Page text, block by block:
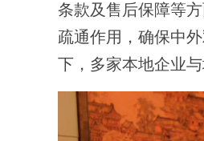
条款及售后保障等
疏通作用，确保中
下，多家本地企业